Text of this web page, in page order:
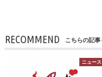
RECOMMEND こちらの記事
ニュース